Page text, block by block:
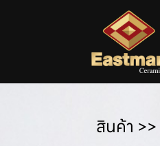
สินค้า >>